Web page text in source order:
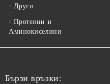
Други
Протеини и
Аминокиселини
Бързи връзки: